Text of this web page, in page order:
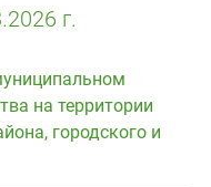
г.
на территории
городского и